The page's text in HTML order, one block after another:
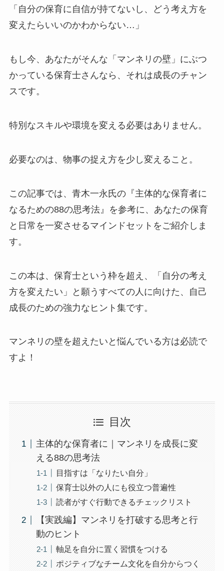
「自分の保育に自信が持てないし、どう考え方を
変えたらいいのかわからない…」
もし今、あなたがそんな「マンネリの壁」にぶつ
かっている保育士さんなら、それは成長のチャン
スです。
特別なスキルや環境を変える必要はありません。
必要なのは、物事の捉え方を少し変えること。
この記事では、青木一永氏の『主体的な保育者に
なるための88の思考法』を参考に、あなたの保育
と日常を一変させるマインドセットをご紹介しま
す。
この本は、保育士という枠を超え、「自分の考え
方を変えたい」と願うすべての人に向けた、自己
成長のための強力なヒント集です。
マンネリの壁を超えたいと悩んでいる方は必読で
すよ！
目次
主体的な保育者に｜マンネリを成長に変
える88の思考法
目指すは「なりたい自分」
保育士以外の人にも役立つ普遍性
読者がすぐ行動できるチェックリスト
【実践編】マンネリを打破する思考と行
動のヒント
軸足を自分に置く習慣をつける
ポジティブなチーム文化を自分からつく